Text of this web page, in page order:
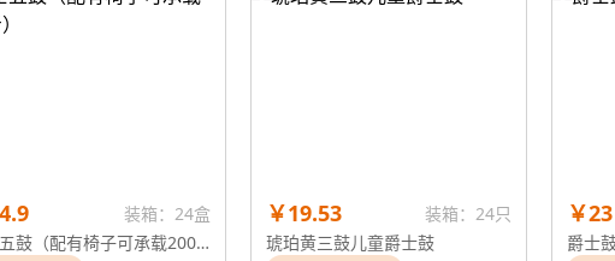
装箱：24盒
爵士五鼓（配有椅子可承载200斤）
￥19.53
装箱：24只
琥珀黄三鼓儿童爵士鼓
￥23
爵士